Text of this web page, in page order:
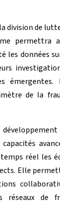
division de
permettra
les données
émergentes.
de la
réel les
Elle
réseaux de